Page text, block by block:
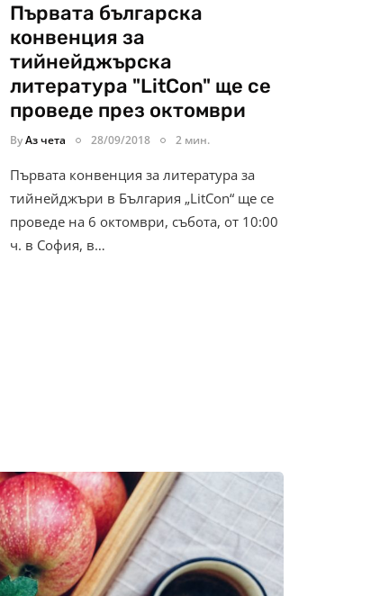
Първата българска
конвенция за
тийнейджърска
литература "LitCon" ще се
проведе през октомври
ByАз чета 28/09/2018 2 мин.
Първата конвенция за литература за
тийнейджъри в България „LitCon“ ще се
проведе на 6 октомври, събота, от 10:00
ч. в София, в…